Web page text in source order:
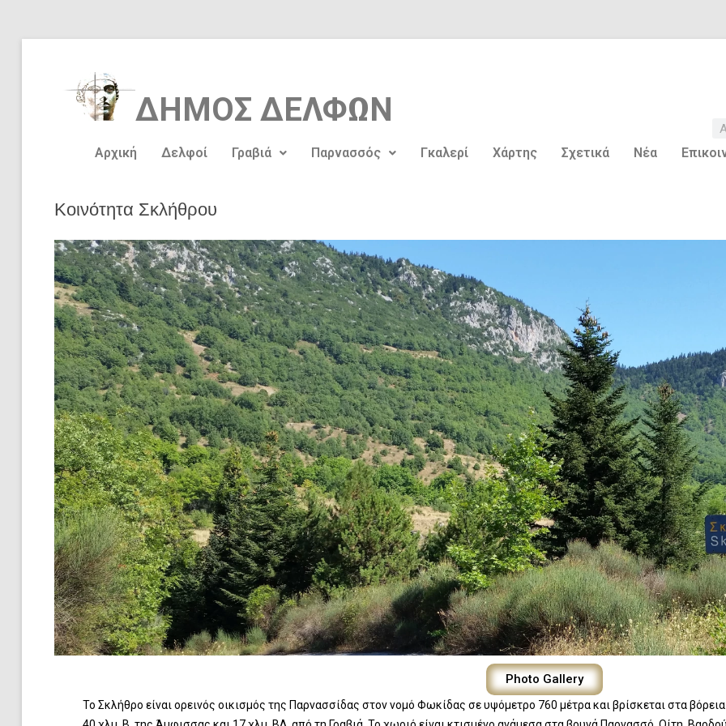
ΔΗΜΟΣ ΔΕΛΦΩΝ
Αρχική Δελφοί Γραβιά Παρνασσός Γκαλερί Χάρτης Σχετικά Νέα
Κοινότητα Σκλήθρου
Photo Gallery
Το Σκλήθρο είναι ορεινός οικισμός της Παρνασσίδας στον νομό Φωκίδας σε υψόμετρο 760 μέτρα και βρίσκεται στα